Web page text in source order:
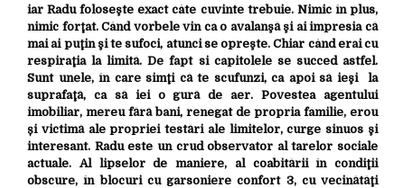
iar Radu foloseşte exact câte cuvinte trebuie. Nimic în plus,
nimic forţat. Când vorbele vin ca o avalanşă şi ai impresia că
mai ai puţin şi te sufoci, atunci se opreşte. Chiar când erai cu
respiraţia la limită. De fapt si capitolele se succed astfel.
Sunt unele, în care simţi că te scufunzi, ca apoi să ieşi la
suprafaţă, ca să iei o gură de aer. Povestea agentului
imobiliar, mereu fără bani, renegat de propria familie, erou
și victimă ale propriei testări ale limitelor, curge sinuos şi
interesant. Radu este un crud observator al tarelor sociale
actuale. Al lipselor de maniere, al coabitării în condiţii
obscure, în blocuri cu garsoniere confort 3, cu vecinătăţi